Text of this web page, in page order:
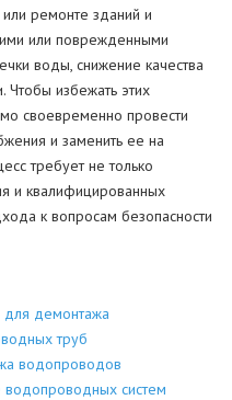
или ремонте зданий и
или поврежденными
воды, снижение качества
избежать этих
своевременно провести
и заменить ее на
требует не только
и квалифицированных
к вопросам безопасности
демонтажа
труб
водопроводов
водопроводных систем